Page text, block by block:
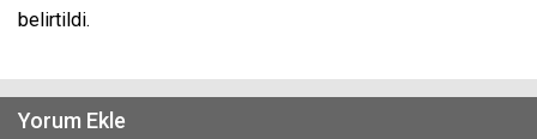
belirtildi.
Yorum Ekle